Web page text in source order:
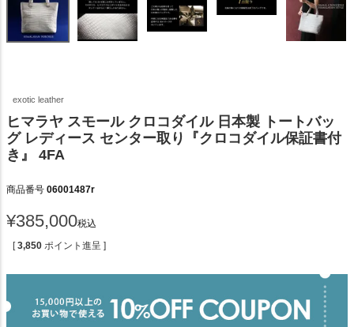
exotic leather
ヒマラヤ スモール クロコダイル 日本製 トートバッ
グ レディース センター取り『クロコダイル保証書付
き』 4FA
商品番号 06001487r
¥385,000税込
[ 3,850 ポイント進呈 ]